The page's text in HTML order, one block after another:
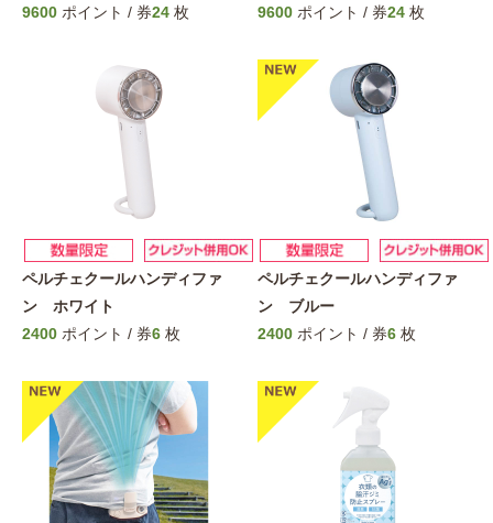
9600 ポイント / 券24 枚
9600 ポイント / 券24 枚
ペルチェクールハンディファ
ン ホワイト
2400 ポイント / 券6 枚
ペルチェクールハンディファ
ン ブルー
2400 ポイント / 券6 枚